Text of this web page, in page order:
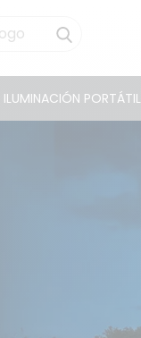
ILUMINACIÓN PORTÁTIL